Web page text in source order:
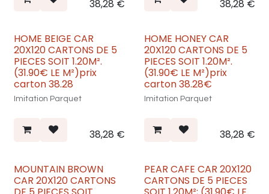
38,28 € 38,28 €
Nouveau
HOME BEIGE CAR
20X120 CARTONS DE 5
PIECES SOIT 1.20M².
(31.90€ LE M²)prix
carton 38.28
Imitation Parquet
38,28 €
Nouveau
HOME HONEY CAR
20X120 CARTONS DE 5
PIECES SOIT 1.20M².
(31.90€ LE M²)prix
carton 38.28€
Imitation Parquet
38,28 €
Nouveau
MOUNTAIN BROWN
CAR 20X120 CARTONS
Nouveau
PEAR CAFE CAR 20X120
CARTONS DE 5 PIECES